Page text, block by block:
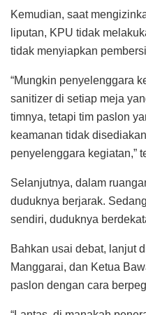
Kemudian, saat
liputan, KPU tidak
tidak menyiapkan
“Mungkin penyelenggara
sanitizer di setiap meja
timnya, tetapi tim paslon
keamanan tidak
penyelenggara kegiatan,”
Selanjutnya, dalam
duduknya berjarak.
sendiri, duduknya
Bahkan usai debat, lanjut
Manggarai, dan Ketua
paslon dengan cara